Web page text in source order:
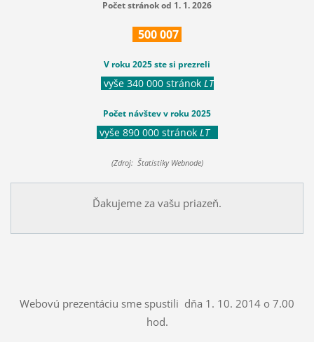
Počet stránok od 1. 1. 2026
500007
V roku 2025 ste si prezreli
vyše 340 000 stránok LT
Počet návštev v roku 2025
vyše 890 000 stránok LT
(Zdroj: Štatistiky Webnode)
Ďakujeme za vašu priazeň.
Webovú prezentáciu sme spustili dňa 1. 10. 2014 o 7.00
hod.